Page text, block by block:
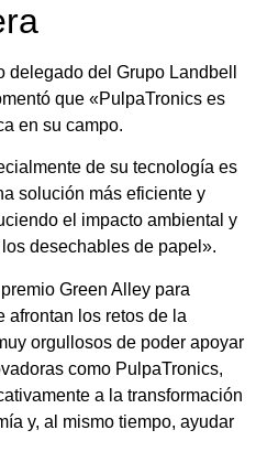
del Grupo Landbell
que «PulpaTronics es
en su campo.
de su tecnología es
solución más eficiente y
el impacto ambiental y
desechables de papel».
Green Alley para
afrontan los retos de la
orgullosos de poder apoyar
como PulpaTronics,
a la transformación
y, al mismo tiempo, ayudar